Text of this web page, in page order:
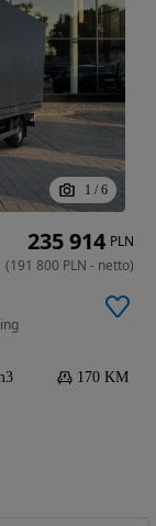
1 / 6
170 KM
235 914 PLN
(191 800 PLN - netto)